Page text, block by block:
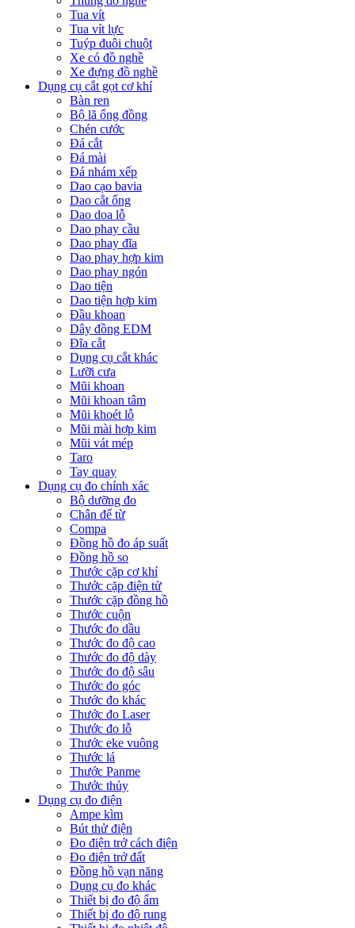
Tua vít
Tua vít lực
Tuýp đuôi chuột
Xe có đồ nghề
Xe đựng đồ nghề
Dụng cụ cắt gọt cơ khí
Bàn ren
Bộ lã ống đồng
Chén cước
Đá cắt
Đá mài
Đá nhám xếp
Dao cạo bavia
Dao cắt ống
Dao doa lỗ
Dao phay cầu
Dao phay đĩa
Dao phay hợp kim
Dao phay ngón
Dao tiện
Dao tiện hợp kim
Đầu khoan
Dây đồng EDM
Đĩa cắt
Dụng cụ cắt khác
Lưỡi cưa
Mũi khoan
Mũi khoan tâm
Mũi khoét lỗ
Mũi mài hợp kim
Mũi vát mép
Taro
Tay quay
Dụng cụ đo chính xác
Bộ dưỡng đo
Chân đế từ
Compa
Đồng hồ đo áp suất
Đồng hồ so
Thước cặp cơ khí
Thước cặp điện tử
Thước cặp đồng hồ
Thước cuộn
Thước đo dầu
Thước đo độ cao
Thước đo độ dày
Thước đo độ sâu
Thước đo góc
Thước đo khác
Thước đo Laser
Thước đo lỗ
Thước eke vuông
Thước lá
Thước Panme
Thước thủy
Dụng cụ đo điện
Ampe kìm
Bút thử điện
Đo điện trở cách điện
Đo điện trở đất
Đồng hồ vạn năng
Dụng cụ đo khác
Thiết bị đo độ ẩm
Thiết bị đo độ rung